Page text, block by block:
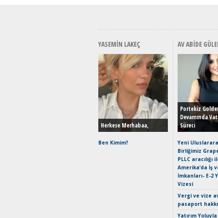
YASEMIN LAKEÇ
Herkese Merhabaa,
Ben Kimim?
AV ABIDE
Portekiz
Devamında
Süreci
Yeni
Birliğimiz
PLLC aracılığı
Amerika’da İş
İmkanları- E-2
Vizesi
Vergi ve vize
pasaport
Yatırım